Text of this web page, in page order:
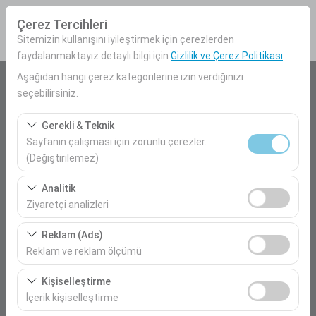
Çerez Tercihleri
Sitemizin kullanışını iyileştirmek için çerezlerden
faydalanmaktayız detaylı bilgi için Gizlilik ve Çerez Politikası
Aşağıdan hangi çerez kategorilerine izin verdiğinizi
seçebilirsiniz.
Gerekli & Teknik
Sayfanın çalışması için zorunlu çerezler.
(Değiştirilemez)
Bu çerezler sitenin doğru şekilde çalışması, güvenlik,
oturum yönetimi ve temel işlevler için gereklidir. Devre
dışı bırakılamaz.
Analitik
Ziyaretçi analizleri
Bu çerezler, sitemizin nasıl kullanıldığını (ziyaretçi sayısı,
en çok ziyaret edilen sayfalar, kullanıcı davranışları)
analiz etmemizi sağlar. Bu veriler, web sitesi
performansını ölçmek ve kullanıcı deneyimini sürekli
iyileştirmek için kullanılır.
Reklam (Ads)
Reklam ve reklam ölçümü
Bu çerezler, size ilgi alanlarınıza uygun kişiselleştirilmiş
reklamlar göstermemize ve reklam kampanyalarımızın
etkinliğini (gösterim sayısı, tıklama oranı) ölçmemize
Kişiselleştirme
İçerik kişiselleştirme
Araç Alış Yeri
Mersin Havalimanı İç Hatlar
Farklı yerde bırakmak istiyorum
Araç Alım Tarihi
Araç Teslim Tarihi